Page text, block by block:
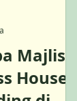
Majlis
House